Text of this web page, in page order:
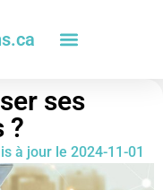
ses
?
à jour le 2024-11-01